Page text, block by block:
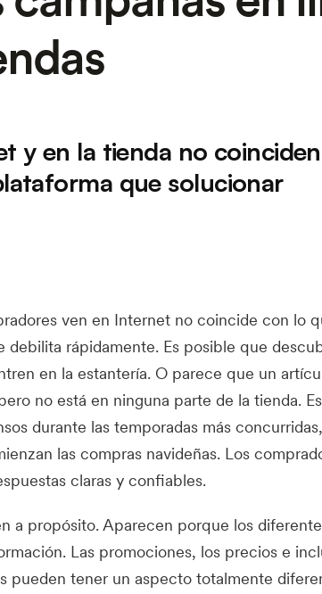
y en la tienda no
que solucionar
ven en Internet no coincide con lo
debilita rápidamente. Es posible que
en la estantería. O parece que un
no está en ninguna parte de la tienda.
durante las temporadas más
las compras navideñas. Los
claras y confiables.
a propósito. Aparecen porque los
Las promociones, los precios e
pueden tener un aspecto totalmente